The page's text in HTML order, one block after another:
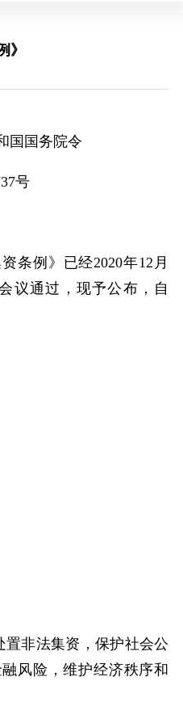
》
国国务院令
号
条例》已经2020年12月
议通过，现予公布，自
非法集资，保护社会公
风险，维护经济秩序和